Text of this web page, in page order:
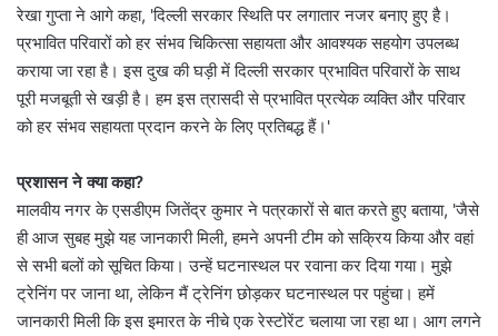
रेखा गुप्ता ने आगे कहा, 'दिल्ली सरकार स्थिति पर लगातार नजर बनाए हुए है।
प्रभावित परिवारों को हर संभव चिकित्सा सहायता और आवश्यक सहयोग उपलब्ध
कराया जा रहा है। इस दुख की घड़ी में दिल्ली सरकार प्रभावित परिवारों के साथ
पूरी मजबूती से खड़ी है। हम इस त्रासदी से प्रभावित प्रत्येक व्यक्ति और परिवार
को हर संभव सहायता प्रदान करने के लिए प्रतिबद्ध हैं।'
प्रशासन ने क्या कहा?
मालवीय नगर के एसडीएम जितेंद्र कुमार ने पत्रकारों से बात करते हुए बताया, 'जैसे
ही आज सुबह मुझे यह जानकारी मिली, हमने अपनी टीम को सक्रिय किया और वहां
से सभी बलों को सूचित किया। उन्हें घटनास्थल पर रवाना कर दिया गया। मुझे
ट्रेनिंग पर जाना था, लेकिन मैं ट्रेनिंग छोड़कर घटनास्थल पर पहुंचा। हमें
जानकारी मिली कि इस इमारत के नीचे एक रेस्टोरेंट चलाया जा रहा था। आग लगने